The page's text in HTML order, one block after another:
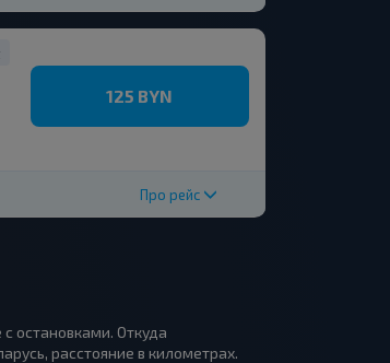
125 BYN
Про рейс
остановками. Откуда
расстояние в километрах.